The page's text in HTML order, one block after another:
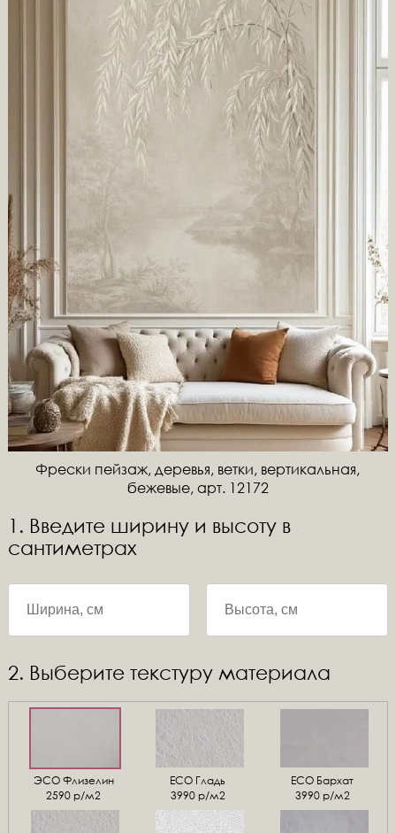
Фрески пейзаж, деревья, ветки, вертикальная,
бежевые, арт. 12172
1. Введите ширину и высоту в
сантиметрах
2. Выберите текстуру материала
ЭСО Флизелин
2590 р/м2
ЕСО Гладь
3990 р/м2
ECO Бархат
3990 р/м2